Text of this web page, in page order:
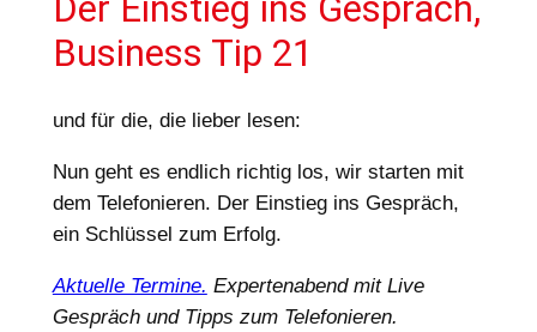
Business Tip 21
und für die, die lieber lesen:
Nun geht es endlich richtig los, wir starten mit
dem Telefonieren. Der Einstieg ins Gespräch,
ein Schlüssel zum Erfolg.
Aktuelle Termine. Expertenabend mit Live
Gespräch und Tipps zum Telefonieren.